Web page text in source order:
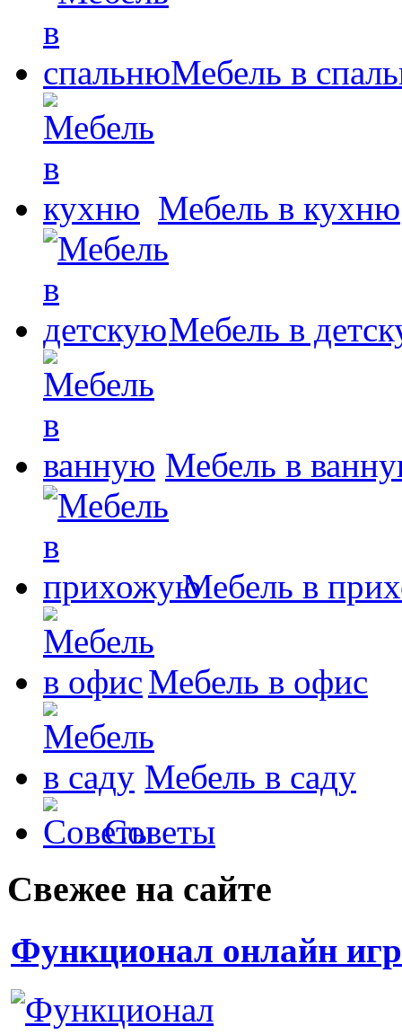
Мебель в
Мебель в кухню
Мебель в
Мебель в
Мебель в
Мебель в офис
Мебель в саду
Советы
Свежее на сайте
Функционал онлайн